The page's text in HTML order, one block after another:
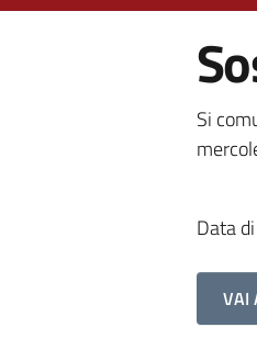
Si
Data
VAI